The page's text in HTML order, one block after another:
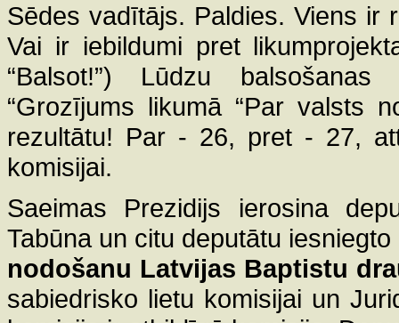
Sēdes vadītājs. Paldies. Viens ir
Vai ir iebildumi pret
“Balsot!”) Lūdzu
“Grozījums likumā “Par valsts
rezultātu! Par - 26, pret - 27,
komisijai.
Saeimas Prezidijs ierosina
Tabūna un citu deputātu
nodošanu Latvijas Baptistu
sabiedrisko lietu komisijai un